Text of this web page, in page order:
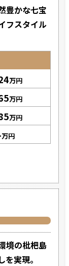
豊かな七宝
フスタイル
万円
万円
万円
万円
境の枇杷島
実現。